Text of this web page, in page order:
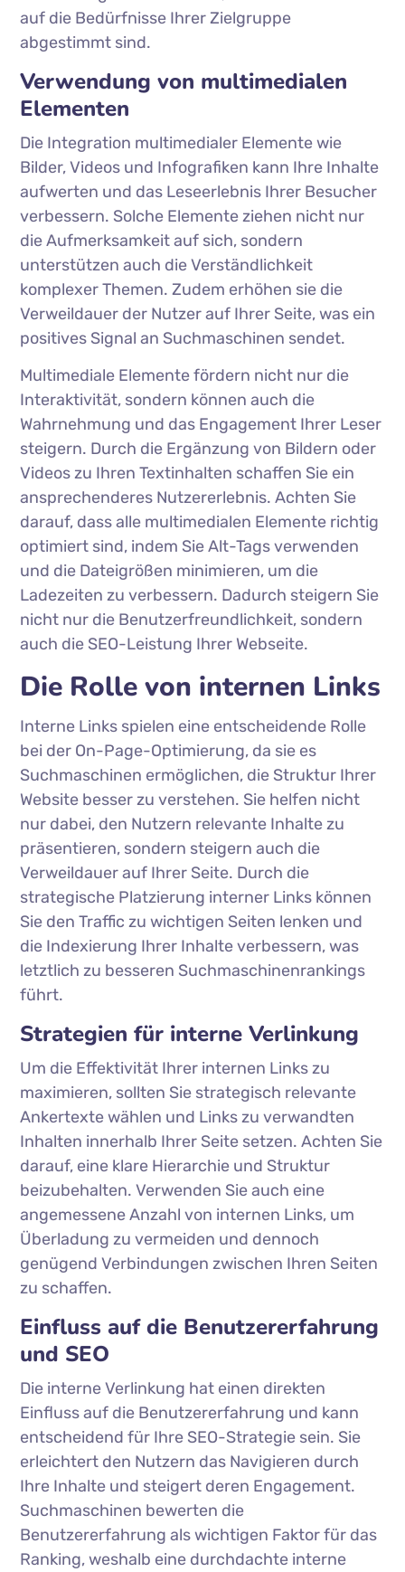
auf die Bedürfnisse Ihrer Zielgruppe
abgestimmt sind.
Verwendung von multimedialen
Elementen
Die Integration multimedialer Elemente wie
Bilder, Videos und Infografiken kann Ihre Inhalte
aufwerten und das Leseerlebnis Ihrer Besucher
verbessern. Solche Elemente ziehen nicht nur
die Aufmerksamkeit auf sich, sondern
unterstützen auch die Verständlichkeit
komplexer Themen. Zudem erhöhen sie die
Verweildauer der Nutzer auf Ihrer Seite, was ein
positives Signal an Suchmaschinen sendet.
Multimediale Elemente fördern nicht nur die
Interaktivität, sondern können auch die
Wahrnehmung und das Engagement Ihrer Leser
steigern. Durch die Ergänzung von Bildern oder
Videos zu Ihren Textinhalten schaffen Sie ein
ansprechenderes Nutzererlebnis. Achten Sie
darauf, dass alle multimedialen Elemente richtig
optimiert sind, indem Sie Alt-Tags verwenden
und die Dateigrößen minimieren, um die
Ladezeiten zu verbessern. Dadurch steigern Sie
nicht nur die Benutzerfreundlichkeit, sondern
auch die SEO-Leistung Ihrer Webseite.
Die Rolle von internen Links
Interne Links spielen eine entscheidende Rolle
bei der On-Page-Optimierung, da sie es
Suchmaschinen ermöglichen, die Struktur Ihrer
Website besser zu verstehen. Sie helfen nicht
nur dabei, den Nutzern relevante Inhalte zu
präsentieren, sondern steigern auch die
Verweildauer auf Ihrer Seite. Durch die
strategische Platzierung interner Links können
Sie den Traffic zu wichtigen Seiten lenken und
die Indexierung Ihrer Inhalte verbessern, was
letztlich zu besseren Suchmaschinenrankings
führt.
Strategien für interne Verlinkung
Um die Effektivität Ihrer internen Links zu
maximieren, sollten Sie strategisch relevante
Ankertexte wählen und Links zu verwandten
Inhalten innerhalb Ihrer Seite setzen. Achten Sie
darauf, eine klare Hierarchie und Struktur
beizubehalten. Verwenden Sie auch eine
angemessene Anzahl von internen Links, um
Überladung zu vermeiden und dennoch
genügend Verbindungen zwischen Ihren Seiten
zu schaffen.
Einfluss auf die Benutzererfahrung
und SEO
Die interne Verlinkung hat einen direkten
Einfluss auf die Benutzererfahrung und kann
entscheidend für Ihre SEO-Strategie sein. Sie
erleichtert den Nutzern das Navigieren durch
Ihre Inhalte und steigert deren Engagement.
Suchmaschinen bewerten die
Benutzererfahrung als wichtigen Faktor für das
Ranking, weshalb eine durchdachte interne